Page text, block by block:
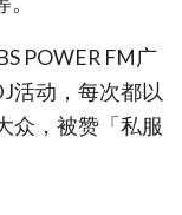
POWER FM广
活动，每次都以
众，被赞「私服